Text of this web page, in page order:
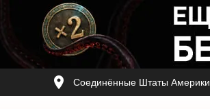
Соединённые Штаты Америки